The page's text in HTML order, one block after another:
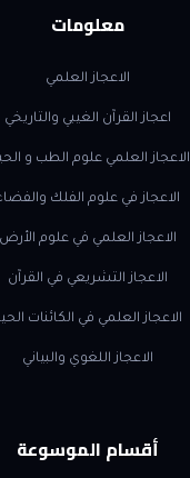
معلومات
الاعجاز العلمي
اعجاز القرآن الغيبي والتاريخي
الاعجاز العلمي علوم الطب و
الاعجاز في علوم الفلك
الاعجاز العلمي في علوم الأرض
الاعجاز التشريعي في القرآن
الاعجاز العلمي في الكائنات
الاعجاز اللغوي والبياني
أقسام الموسوعة